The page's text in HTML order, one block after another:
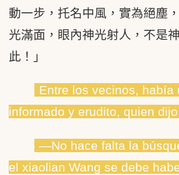
動一步，托名中風，實為絕塵
光滿面，眼內神光射人，不是
此！」
Entre los vecinos, había
informado y erudito, quien
―No hace falta la
el xiaolian Wang se debe